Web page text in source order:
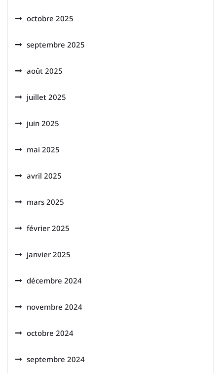
octobre 2025
septembre 2025
août 2025
juillet 2025
juin 2025
mai 2025
avril 2025
mars 2025
février 2025
janvier 2025
décembre 2024
novembre 2024
octobre 2024
septembre 2024